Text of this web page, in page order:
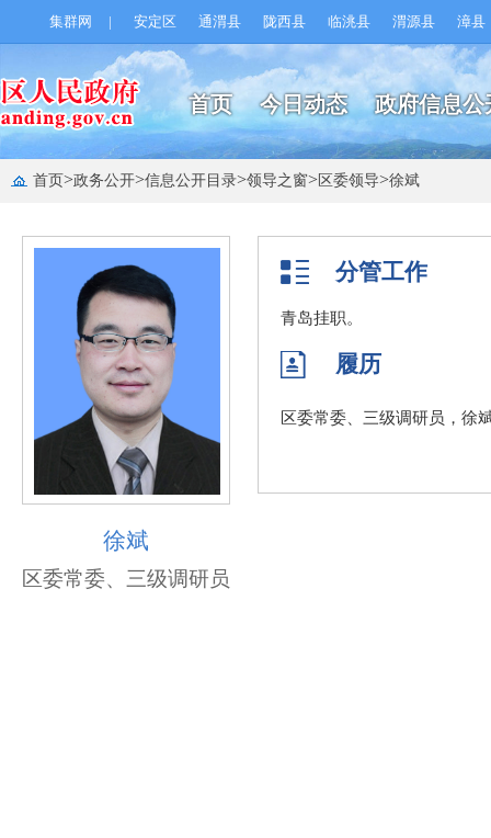
集群网 | 安定区 通渭县 陇西县 临洮县 渭源县 漳县
首页 今日动态 政府信息公
首页>政务公开>信息公开目录>领导之窗> 区委领导>徐斌
徐斌
区委常委、三级调研员
分管工作
青岛挂职。
履历
区委常委、三级调研员，徐